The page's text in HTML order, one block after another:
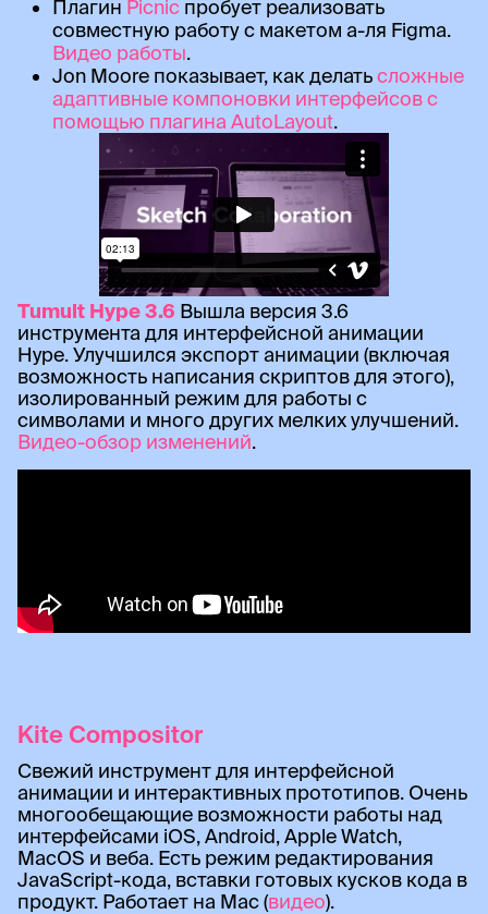
Плагин Picnic пробует реализовать
совместную работу с макетом а-ля Figma.
Видео работы.
Jon Moore показывает, как делатьсложные
адаптивные компоновки интерфейсов с
помощью плагина AutoLayout.
Tumult Hype 3.6 Вышла версия 3.6
инструмента для интерфейсной анимации
Hype. Улучшился экспорт анимации (включая
возможность написания скриптов для этого),
изолированный режим для работы с
символами и много других мелких улучшений.
Видео-обзор изменений.
Kite Compositor
Свежий инструмент для интерфейсной
анимации и интерактивных прототипов. Очень
многообещающие возможности работы над
интерфейсами iOS, Android, Apple Watch,
MacOS и веба. Есть режим редактирования
JavaScript-кода, вставки готовых кусков кода в
продукт. Работает на Mac (видео).